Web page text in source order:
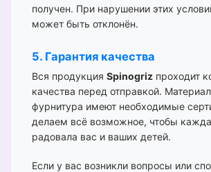
получен. При нарушении этих
может быть отклонён.
5. Гарантия качества
Вся продукция Spinogriz проходит
качества перед отправкой.
фурнитура имеют необходимые
делаем всё возможное, чтобы
радовала вас и ваших детей.
Если у вас возникли вопросы или